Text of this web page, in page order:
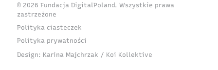
© 2026 Fundacja DigitalPoland. Wszystkie prawa
zastrzeżone
Polityka ciasteczek
Polityka prywatności
Design: Karina Majchrzak / Koi Kollektive